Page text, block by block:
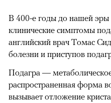
В 400-е годы до нашей эры
клинические симптомы
английский врач Томас
болезни и приступов
Подагра —
распространенная форма
вызывает отложение